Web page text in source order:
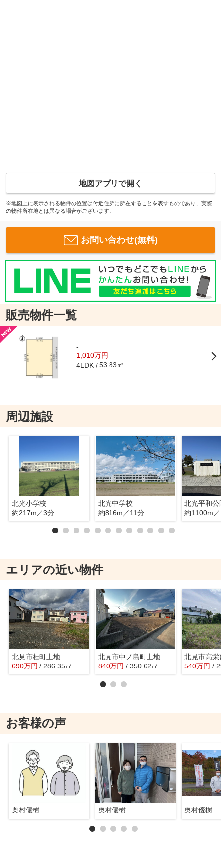
地図アプリで開く
※地図上に表示される物件の位置は付近住所に所在することを表すものであり、実際
の物件所在地とは異なる場合がございます。
お問い合わせ(無料)
販売物件一覧
-
1,010万円
4LDK 53.83㎡
周辺施設
北光小学校
約217m／3分
北光中学校
約816m／11分
北光平和公
約1100m
エリアの近い物件
北見市桂町土地
690万円 / 286.35㎡
北見市中ノ島町土地
840万円 / 350.62㎡
北見市高栄
540万円 /
お客様の声
奥村優樹 奥村優樹 奥村優樹